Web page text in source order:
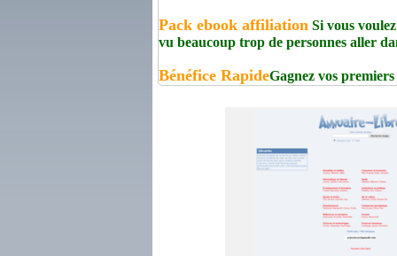
Pack ebook affiliation Si vous
vu beaucoup trop de personnes aller
Bénéfice RapideGagnez vos